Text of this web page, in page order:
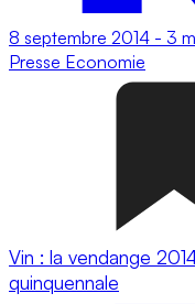
8 septembre 2014 - 3
Presse Economie
Vin : la vendange
quinquennale